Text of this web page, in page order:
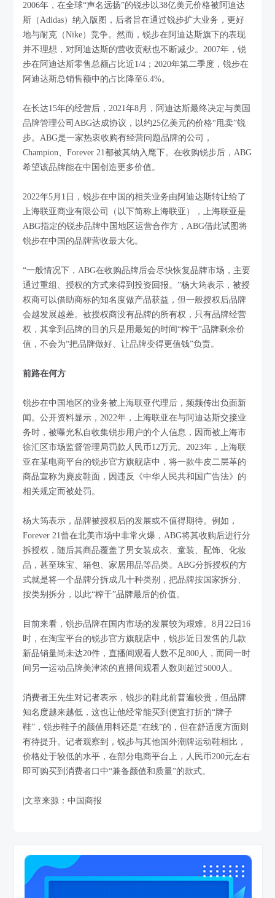
2006年，在全球“声名远扬”的锐步以38亿美元价格被阿迪达
斯（Adidas）纳入版图，后者旨在通过锐步扩大业务，更好
地与耐克（Nike）竞争。然而，锐步在阿迪达斯旗下的表现
并不理想，对阿迪达斯的营收贡献也不断减少。2007年，锐
步在阿迪达斯零售总额占比近1/4；2020年第二季度，锐步在
阿迪达斯总销售额中的占比降至6.4%。
在长达15年的经营后，2021年8月，阿迪达斯最终决定与美国
品牌管理公司ABG达成协议，以约25亿美元的价格“甩卖”锐
步。ABG是一家热衷收购有经营问题品牌的公司，
Champion、Forever 21都被其纳入麾下。在收购锐步后，ABG
希望该品牌能在中国创造更多价值。
2022年5月1日，锐步在中国的相关业务由阿迪达斯转让给了
上海联亚商业有限公司（以下简称上海联亚），上海联亚是
ABG指定的锐步品牌中国地区运营合作方，ABG借此试图将
锐步在中国的品牌营收最大化。
“一般情况下，ABG在收购品牌后会尽快恢复品牌市场，主要
通过重组、授权的方式来得到投资回报。”杨大筠表示，被授
权商可以借助商标的知名度做产品获益，但一般授权后品牌
会越发展越差。被授权商没有品牌的所有权，只有品牌经营
权，其拿到品牌的目的只是用最短的时间“榨干”品牌剩余价
值，不会为“把品牌做好、让品牌变得更值钱”负责。
前路在何方
锐步在中国地区的业务被上海联亚代理后，频频传出负面新
闻。公开资料显示，2022年，上海联亚在与阿迪达斯交接业
务时，被曝光私自收集锐步用户的个人信息，因而被上海市
徐汇区市场监督管理局罚款人民币12万元。2023年，上海联
亚在某电商平台的锐步官方旗舰店中，将一款牛皮二层革的
商品宣称为麂皮鞋面，因违反《中华人民共和国广告法》的
相关规定而被处罚。
杨大筠表示，品牌被授权后的发展或不值得期待。例如，
Forever 21曾在北美市场中非常火爆，ABG将其收购后进行分
拆授权，随后其商品覆盖了男女装成衣、童装、配饰、化妆
品，甚至珠宝、箱包、家居用品等品类。ABG分拆授权的方
式就是将一个品牌分拆成几十种类别，把品牌按国家拆分、
按类别拆分，以此“榨干”品牌最后的价值。
目前来看，锐步品牌在国内市场的发展较为艰难。8月22日16
时，在淘宝平台的锐步官方旗舰店中，锐步近日发售的几款
新品销量尚未达20件，直播间观看人数不足800人，而同一时
间另一运动品牌美津浓的直播间观看人数则超过5000人。
消费者王先生对记者表示，锐步的鞋此前普遍较贵，但品牌
知名度越来越低，这也让他经常能买到便宜打折的“牌子
鞋”，锐步鞋子的颜值用料还是“在线”的，但在舒适度方面则
有待提升。记者观察到，锐步与其他国外潮牌运动鞋相比，
价格处于较低的水平，在部分电商平台上，人民币200元左右
即可购买到消费者口中“兼备颜值和质量”的款式。
|文章来源：中国商报